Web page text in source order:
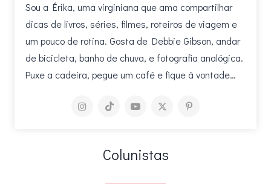
Sou a Érika, uma virginiana que ama compartilhar
dicas de livros, séries, filmes, roteiros de viagem e
um pouco de rotina. Gosta de Debbie Gibson, andar
de bicicleta, banho de chuva, e fotografia analógica.
Puxe a cadeira, pegue um café e fique à vontade…
Colunistas